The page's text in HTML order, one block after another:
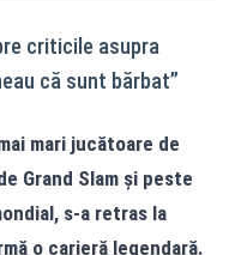
criticile asupra
că sunt bărbat”
mari jucătoare de
Grand Slam și peste
s-a retras la
o carieră legendară.